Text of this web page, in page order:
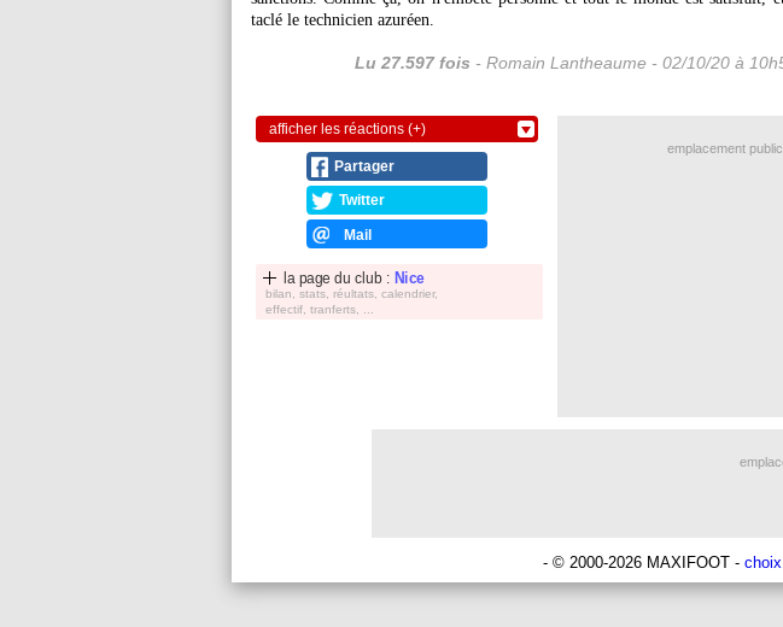
taclé le technicien azuréen.
Lu 27.597 fois - Romain Lantheaume - 02/10/20 à
afficher les réactions (+)
Partager
Twitter
Mail
la page du club : Nice
bilan, stats, réultats, calendrier,
effectif, tranferts, ...
emplacement
- © 2000-2026 MAXIFOOT -